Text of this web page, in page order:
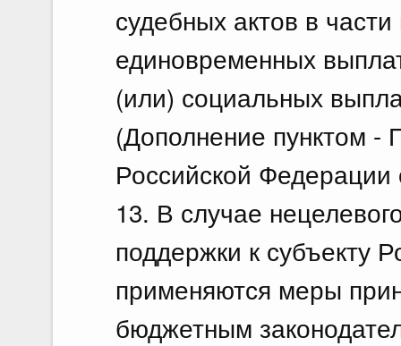
судебных актов в
единовременных
(или) социальных
(Дополнение пунктом -
Российской
13. В случае
поддержки к субъекту
применяются меры
бюджетным